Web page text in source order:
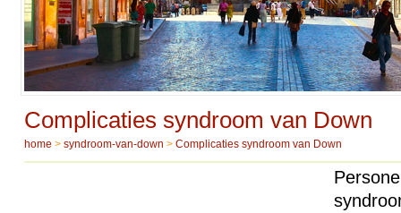
Complicaties syndroom van Down
home > syndroom-van-down > Complicaties syndroom van Down